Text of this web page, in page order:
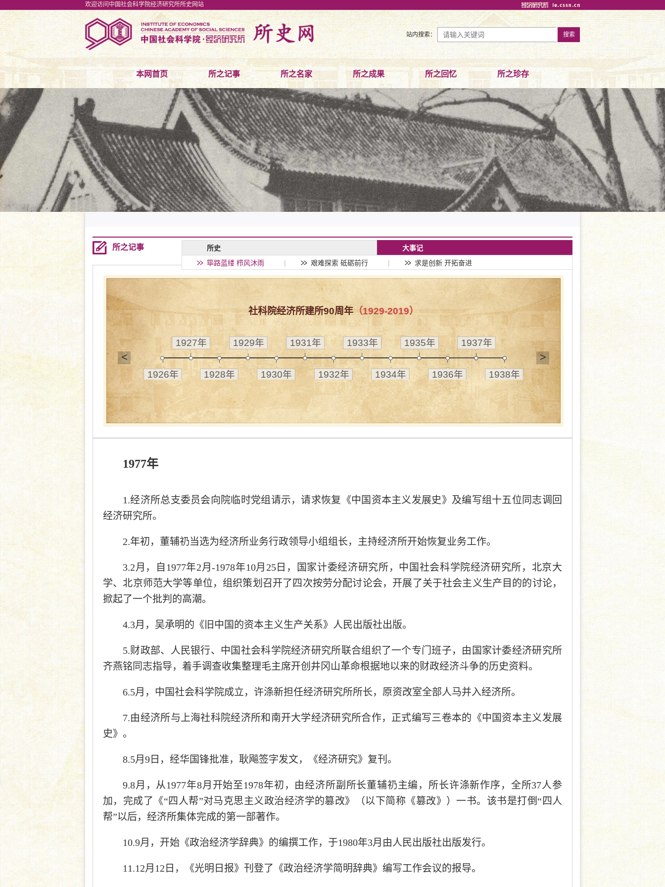
欢迎访问中国社会科学院经济研究所所史网站
站内搜索：
本网首页 所之记事 所之名家 所之成果 所之回忆 所之珍存
所之记事
所史
筚路蓝缕 栉风沐雨
| 艰难探索 砥砺前行 | 求是创新 开拓奋进
大事记
社科院经济所建所90周年（1929-2019）
1926年
1927年
1928年
1929年
1930年
1931年
1932年
1933年
1934年
1935年
1936年
1937年
1938年
< >
1977年
1.经济所总支委员会向院临时党组请示，请求恢复《中国资本主义发展史》及编写组十五位同志调回
经济研究所。
2.年初，董辅礽当选为经济所业务行政领导小组组长，主持经济所开始恢复业务工作。
3.2月，自1977年2月-1978年10月25日，国家计委经济研究所，中国社会科学院经济研究所，北京大
学、北京师范大学等单位，组织策划召开了四次按劳分配讨论会，开展了关于社会主义生产目的的讨论，
掀起了一个批判的高潮。
4.3月，吴承明的《旧中国的资本主义生产关系》人民出版社出版。
5.财政部、人民银行、中国社会科学院经济研究所联合组织了一个专门班子，由国家计委经济研究所
齐燕铭同志指导，着手调查收集整理毛主席开创井冈山革命根据地以来的财政经济斗争的历史资料。
6.5月，中国社会科学院成立，许涤新担任经济研究所所长，原资改室全部人马并入经济所。
7.由经济所与上海社科院经济所和南开大学经济研究所合作，正式编写三卷本的《中国资本主义发展
史》。
8.5月9日，经华国锋批准，耿飚签字发文，《经济研究》复刊。
9.8月，从1977年8月开始至1978年初，由经济所副所长董辅礽主编，所长许涤新作序，全所37人参
加，完成了《“四人帮”对马克思主义政治经济学的篡改》（以下简称《篡改》）一书。该书是打倒“四人
帮”以后，经济所集体完成的第一部著作。
10.9月，开始《政治经济学辞典》的编撰工作，于1980年3月由人民出版社出版发行。
11.12月12日，《光明日报》刊登了《政治经济学简明辞典》编写工作会议的报导。